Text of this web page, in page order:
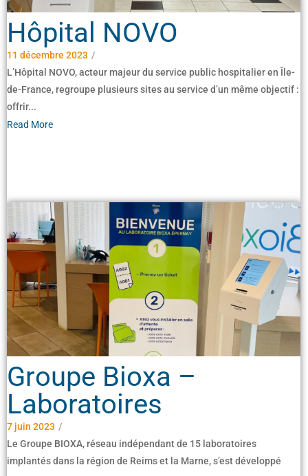
Hôpital NOVO
11 décembre 2023 /
L’Hôpital NOVO, acteur majeur du service public hospitalier en Île-
de-France, regroupe plusieurs sites au service d’un même objectif :
offrir...
Read More
Groupe Bioxa –
Laboratoires
7 juin 2023 /
Le Groupe BIOXA, réseau indépendant de 15 laboratoires
implantés dans la région de Reims et la Marne, s’est développé